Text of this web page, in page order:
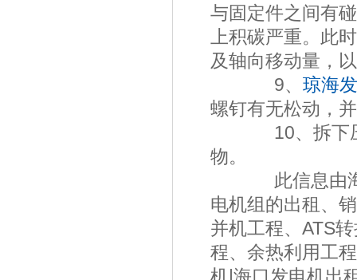
与固定件之间有
上积碳严重。此
及轴向移动量，
9、 琼海
螺钉有无松动，
10、拆下压气
物。
此信息由海南
电机组的出租、
并机工程、ATS
程、余热利用工